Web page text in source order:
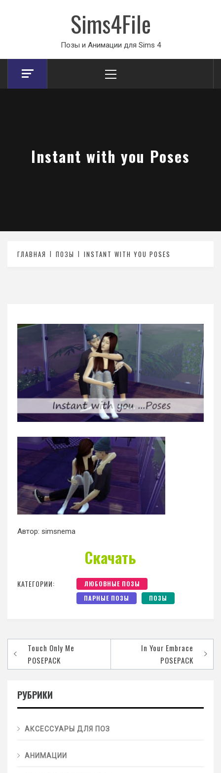
Sims4File
Позы и Анимации для Sims 4
Menu
Instant with you Poses
ГЛАВНАЯ ПОЗЫ INSTANT WITH YOU POSES
Автор: simsnema
Скачать
КАТЕГОРИИ:
ЛЮБОВНЫЕ ПОЗЫ
ПАРНЫЕ ПОЗЫ
ПОЗЫ
Touch Only Me
POSEPACK
In Your Embrace
POSEPACK
РУБРИКИ
АКСЕССУАРЫ ДЛЯ ПОЗ
АНИМАЦИИ